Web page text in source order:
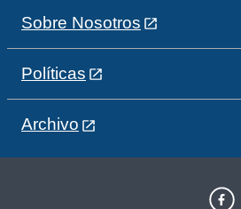
Sobre Nosotros
Políticas
Archivo